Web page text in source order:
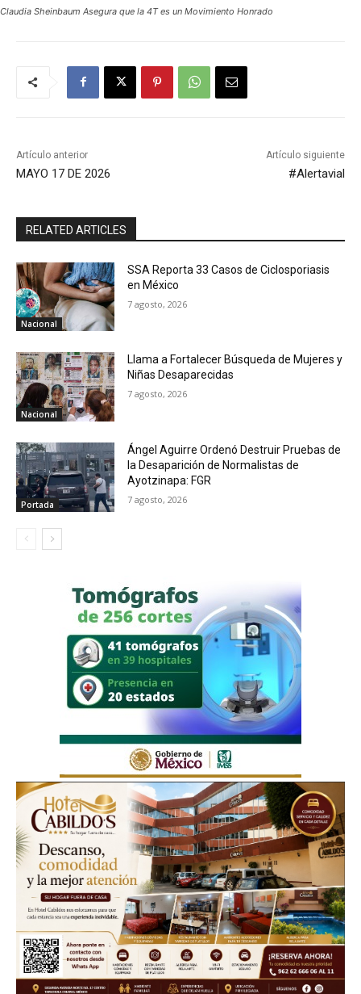
Claudia Sheinbaum Asegura que la 4T es un Movimiento Honrado
Artículo anterior
MAYO 17 DE 2026
Artículo siguiente
#Alertavial
RELATED ARTICLES
Nacional
SSA Reporta 33 Casos de Ciclosporiasis
en México
7 agosto, 2026
Nacional
Llama a Fortalecer Búsqueda de Mujeres y
Niñas Desaparecidas
7 agosto, 2026
Portada
Ángel Aguirre Ordenó Destruir Pruebas de
la Desaparición de Normalistas de
Ayotzinapa: FGR
7 agosto, 2026